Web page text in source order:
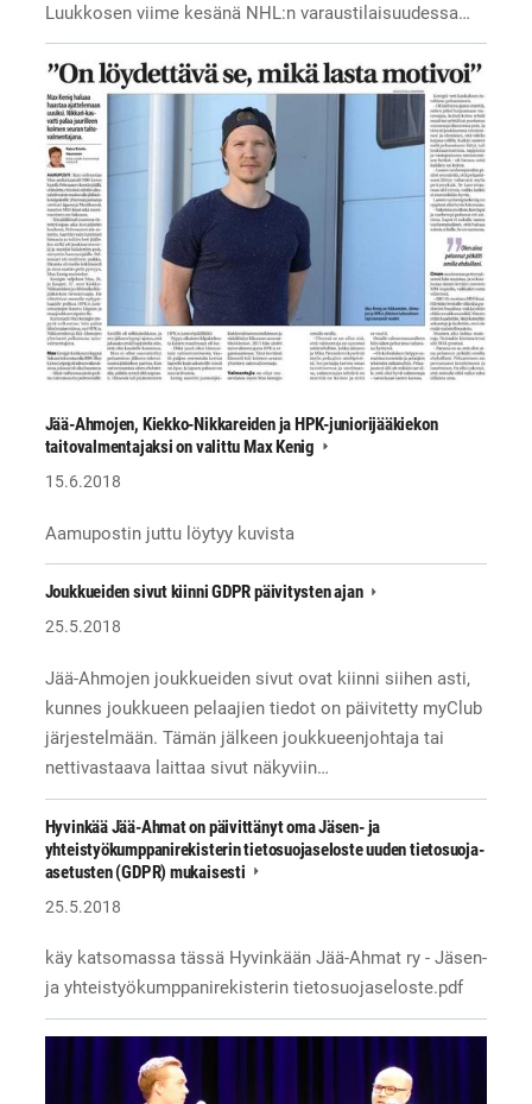
Luukkosen viime kesänä NHL:n varaustilaisuudessa…
Jää-Ahmojen, Kiekko-Nikkareiden ja HPK-juniorijääkiekon
taitovalmentajaksi on valittu Max Kenig
15.6.2018
Aamupostin juttu löytyy kuvista
Joukkueiden sivut kiinni GDPR päivitysten ajan
25.5.2018
Jää-Ahmojen joukkueiden sivut ovat kiinni siihen asti,
kunnes joukkueen pelaajien tiedot on päivitetty myClub
järjestelmään. Tämän jälkeen joukkueenjohtaja tai
nettivastaava laittaa sivut näkyviin…
Hyvinkää Jää-Ahmat on päivittänyt oma Jäsen- ja
yhteistyökumppanirekisterin tietosuojaseloste uuden tietosuoja-
asetusten (GDPR) mukaisesti
25.5.2018
käy katsomassa tässä Hyvinkään Jää-Ahmat ry - Jäsen-
ja yhteistyökumppanirekisterin tietosuojaseloste.pdf